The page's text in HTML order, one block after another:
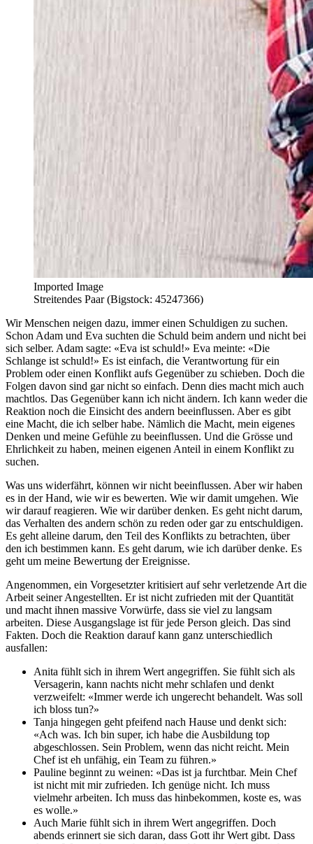
Imported Image
Streitendes Paar (Bigstock: 45247366)
Wir Menschen neigen dazu, immer einen Schuldigen zu suchen.
Schon Adam und Eva suchten die Schuld beim andern und nicht bei
sich selber. Adam sagte: «Eva ist schuld!» Eva meinte: «Die
Schlange ist schuld!» Es ist einfach, die Verantwortung für ein
Problem oder einen Konflikt aufs Gegenüber zu schieben. Doch die
Folgen davon sind gar nicht so einfach. Denn dies macht mich auch
machtlos. Das Gegenüber kann ich nicht ändern. Ich kann weder die
Reaktion noch die Einsicht des andern beeinflussen. Aber es gibt
eine Macht, die ich selber habe. Nämlich die Macht, mein eigenes
Denken und meine Gefühle zu beeinflussen. Und die Grösse und
Ehrlichkeit zu haben, meinen eigenen Anteil in einem Konflikt zu
suchen.
Was uns widerfährt, können wir nicht beeinflussen. Aber wir haben
es in der Hand, wie wir es bewerten. Wie wir damit umgehen. Wie
wir darauf reagieren. Wie wir darüber denken. Es geht nicht darum,
das Verhalten des andern schön zu reden oder gar zu entschuldigen.
Es geht alleine darum, den Teil des Konflikts zu betrachten, über
den ich bestimmen kann. Es geht darum, wie ich darüber denke. Es
geht um meine Bewertung der Ereignisse.
Angenommen, ein Vorgesetzter kritisiert auf sehr verletzende Art die
Arbeit seiner Angestellten. Er ist nicht zufrieden mit der Quantität
und macht ihnen massive Vorwürfe, dass sie viel zu langsam
arbeiten. Diese Ausgangslage ist für jede Person gleich. Das sind
Fakten. Doch die Reaktion darauf kann ganz unterschiedlich
ausfallen:
Anita fühlt sich in ihrem Wert angegriffen. Sie fühlt sich als
Versagerin, kann nachts nicht mehr schlafen und denkt
verzweifelt: «Immer werde ich ungerecht behandelt. Was soll
ich bloss tun?»
Tanja hingegen geht pfeifend nach Hause und denkt sich:
«Ach was. Ich bin super, ich habe die Ausbildung top
abgeschlossen. Sein Problem, wenn das nicht reicht. Mein
Chef ist eh unfähig, ein Team zu führen.»
Pauline beginnt zu weinen: «Das ist ja furchtbar. Mein Chef
ist nicht mit mir zufrieden. Ich genüge nicht. Ich muss
vielmehr arbeiten. Ich muss das hinbekommen, koste es, was
es wolle.»
Auch Marie fühlt sich in ihrem Wert angegriffen. Doch
abends erinnert sie sich daran, dass Gott ihr Wert gibt. Dass